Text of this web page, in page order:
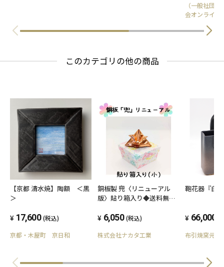
（一般社団
会オンライン
このカテゴリの他の商品
【京都 清水焼】陶額 ＜黒
＞
17,600 (税込)
京都・木屋町 京日和
銅板製 兜〈リニューアル
版〉貼り箱入り◆送料無料
6,050 (税込)
株式会社ナカタ工業
鞄花器『白
66,000
布引焼窯元